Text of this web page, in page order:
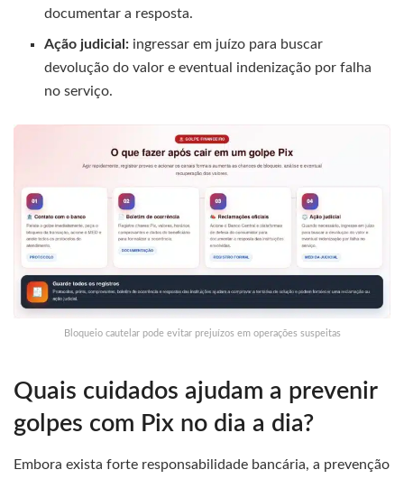
documentar a resposta.
Ação judicial: ingressar em juízo para buscar
devolução do valor e eventual indenização por falha
no serviço.
Bloqueio cautelar pode evitar prejuízos em operações suspeitas
Quais cuidados ajudam a prevenir
golpes com Pix no dia a dia?
Embora exista forte responsabilidade bancária, a prevenção